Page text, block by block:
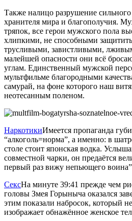
Также налицо разрушение сильного
хранителя мира и благополучия.
тряпок, все герои мужского пола
хлипкими, не способными
трусливыми, завистливыми,
малейшей опасности они всё
углам. Единственный мужской
мультфильме благородными
самурай, на фоне которого наш
неотесанным поленом.
НаркотикиИмеется пропаганда
“алкоголь=норма”, а именно: в
столе стоит японская водка.
совместной чарки, он предаётся
первый раз вижу непьющего
СексНа минуте 39:41 прежде чем
головы Змея Горыныча оказался
этим показали набросок, который
изображает обнажённое женское